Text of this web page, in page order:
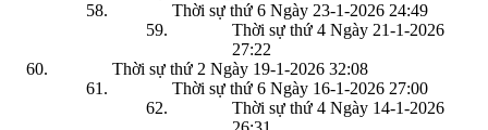
Thời sự thứ 6 Ngày 23-1-2026 24:49
Thời sự thứ 4 Ngày 21-1-2026
27:22
Thời sự thứ 2 Ngày 19-1-2026 32:08
Thời sự thứ 6 Ngày 16-1-2026 27:00
Thời sự thứ 4 Ngày 14-1-2026